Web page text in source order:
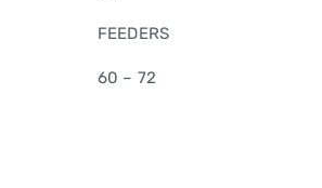
FEEDERS
60 – 72